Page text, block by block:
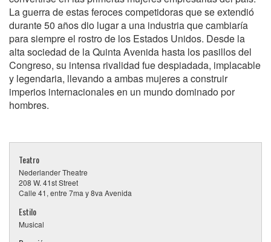
La guerra de estas feroces competidoras que se extendió
durante 50 años dio lugar a una industria que cambiaría
para siempre el rostro de los Estados Unidos. Desde la
alta sociedad de la Quinta Avenida hasta los pasillos del
Congreso, su intensa rivalidad fue despiadada, implacable
y legendaria, llevando a ambas mujeres a construir
imperios internacionales en un mundo dominado por
hombres.
Teatro
Nederlander Theatre
208 W. 41st Street
Calle 41, entre 7ma y 8va Avenida
Estilo
Musical